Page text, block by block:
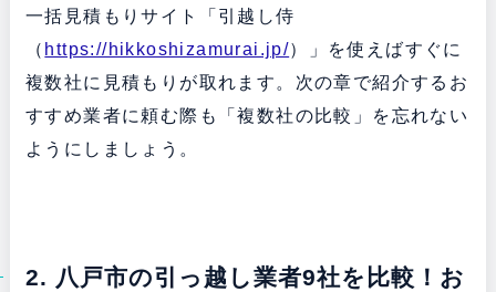
一括見積もりサイト「引越し侍
（ https://hikkoshizamurai.jp/）」を使えばすぐに
複数社に見積もりが取れます。次の章で紹介するお
すすめ業者に頼む際も「複数社の比較」を忘れない
ようにしましょう。
2. 八戸市の引っ越し業者9社を比較！お